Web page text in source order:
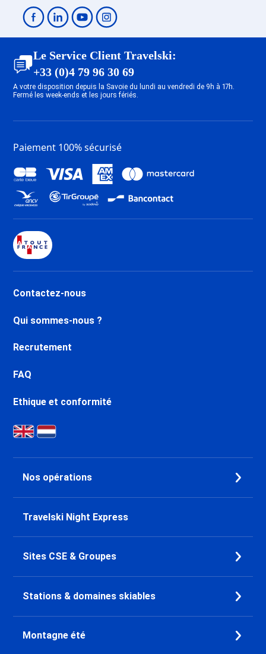
Le Service Client Travelski:
+33 (0)4 79 96 30 69
A votre disposition depuis la Savoie du lundi au vendredi de 9h à 17h.
Fermé les week-ends et les jours fériés.
Paiement 100% sécurisé
Contactez-nous
Qui sommes-nous ?
Recrutement
FAQ
Ethique et conformité
Nos opérations
Travelski Night Express
Sites CSE & Groupes
Stations & domaines skiables
Montagne été